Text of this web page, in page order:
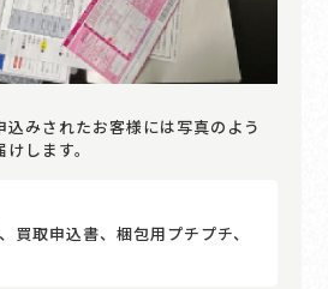
込みされたお客様には写真のよう
します。
買取申込書、梱包用プチプチ、